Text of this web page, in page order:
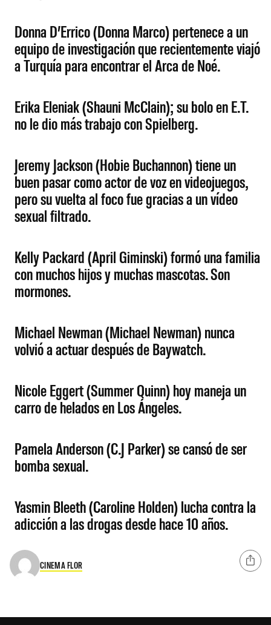
Donna D’Errico (Donna Marco) pertenece a un
equipo de investigación que recientemente viajó
a Turquía para encontrar el Arca de Noé.
Erika Eleniak (Shauni McClain); su bolo en E.T.
no le dio más trabajo con Spielberg.
Jeremy Jackson (Hobie Buchannon) tiene un
buen pasar como actor de voz en videojuegos,
pero su vuelta al foco fue gracias a un vídeo
sexual filtrado.
Kelly Packard (April Giminski) formó una familia
con muchos hijos y muchas mascotas. Son
mormones.
Michael Newman (Michael Newman) nunca
volvió a actuar después de Baywatch.
Nicole Eggert (Summer Quinn) hoy maneja un
carro de helados en Los Ángeles.
Pamela Anderson (C.J Parker) se cansó de ser
bomba sexual.
Yasmin Bleeth (Caroline Holden) lucha contra la
adicción a las drogas desde hace 10 años.
CINEMA FLOR